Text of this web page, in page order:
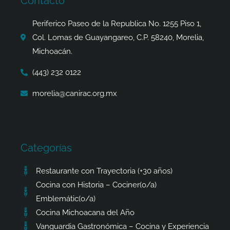
k
-
f
a
m
e
r
p
Periferico Paseo de la Republica No. 1255 Piso 1,
Col. Lomas de Guayangareo, C.P. 58240, Morelia,
Michoacán.
(443) 232 0122
morelia@canirac.org.mx
Categorías
Restaurante con Trayectoria (+30 años)
Cocina con Historia – Cociner(o/a)
Emblemátic(o/a)
Cocina Michoacana del Año
Vanguardia Gastronómica – Cocina y Experiencia